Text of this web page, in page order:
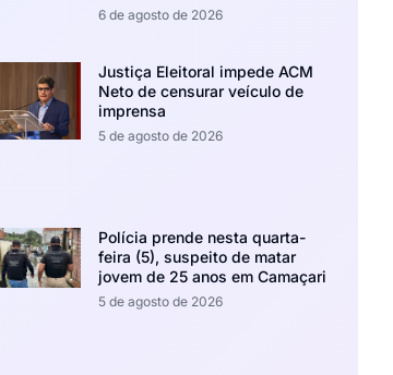
6 de agosto de 2026
Justiça Eleitoral impede ACM
Neto de censurar veículo de
imprensa
5 de agosto de 2026
Polícia prende nesta quarta-
feira (5), suspeito de matar
jovem de 25 anos em Camaçari
5 de agosto de 2026